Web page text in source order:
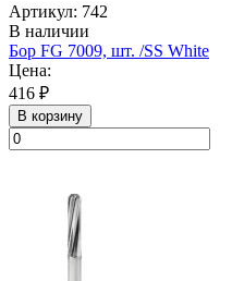
Артикул: 742
В наличии
Бор FG 7009, шт. /SS White
Цена:
416 ₽
В корзину